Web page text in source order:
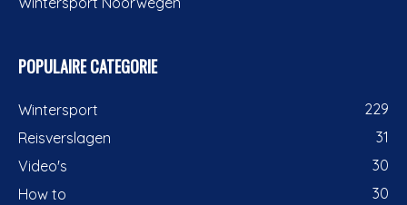
POPULAIRE CATEGORIE
Wintersport
229
Reisverslagen
31
Video's
30
How to
30